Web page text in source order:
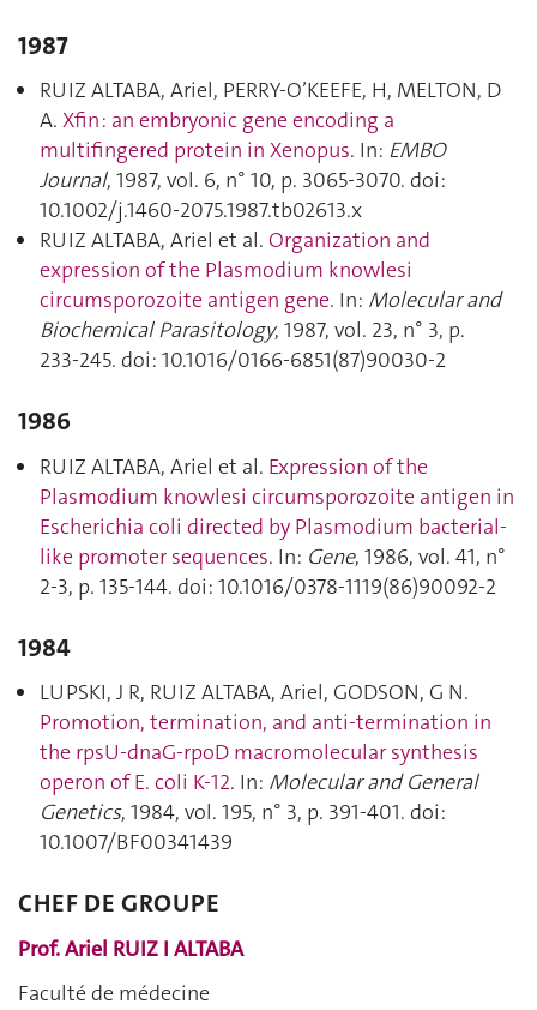
1987
RUIZ ALTABA, Ariel, PERRY-O’KEEFE, H, MELTON, D
A. Xfin : an embryonic gene encoding a
multifingered protein in Xenopus. In: EMBO
Journal, 1987, vol. 6, n° 10, p. 3065‑3070. doi:
10.1002/j.1460-2075.1987.tb02613.x
RUIZ ALTABA, Ariel et al. Organization and
expression of the Plasmodium knowlesi
circumsporozoite antigen gene. In: Molecular and
Biochemical Parasitology, 1987, vol. 23, n° 3, p.
233‑245. doi: 10.1016/0166-6851(87)90030-2
1986
RUIZ ALTABA, Ariel et al. Expression of the
Plasmodium knowlesi circumsporozoite antigen in
Escherichia coli directed by Plasmodium bacterial-
like promoter sequences. In: Gene, 1986, vol. 41, n°
2-3, p. 135‑144. doi: 10.1016/0378-1119(86)90092-2
1984
LUPSKI, J R, RUIZ ALTABA, Ariel, GODSON, G N.
Promotion, termination, and anti-termination in
the rpsU-dnaG-rpoD macromolecular synthesis
operon of E. coli K-12. In: Molecular and General
Genetics, 1984, vol. 195, n° 3, p. 391‑401. doi:
10.1007/BF00341439
CHEF DE GROUPE
Prof. Ariel RUIZ I ALTABA
Faculté de médecine